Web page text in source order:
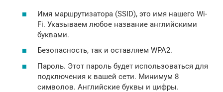
Имя маршрутизатора (SSID), это имя нашего Wi-
Fi. Указываем любое название английскими
буквами.
Безопасность, так и оставляем WPA2.
Пароль. Этот пароль будет использоваться для
подключения к вашей сети. Минимум 8
символов. Английские буквы и цифры.